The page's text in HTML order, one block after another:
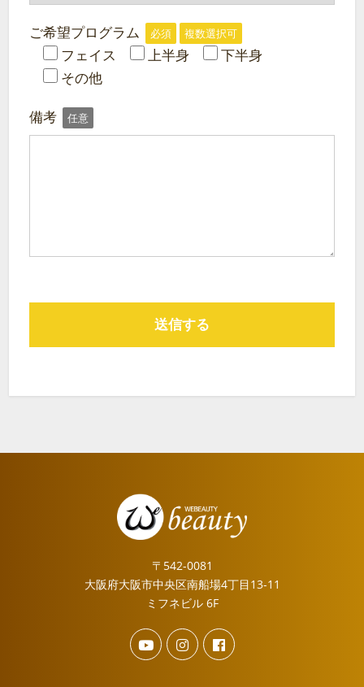
ご希望プログラム 必須 複数選択可
フェイス 上半身
下半身
その他
備考 任意
〒542-0081
大阪府大阪市中央区南船場4丁目13-11
ミフネビル 6F